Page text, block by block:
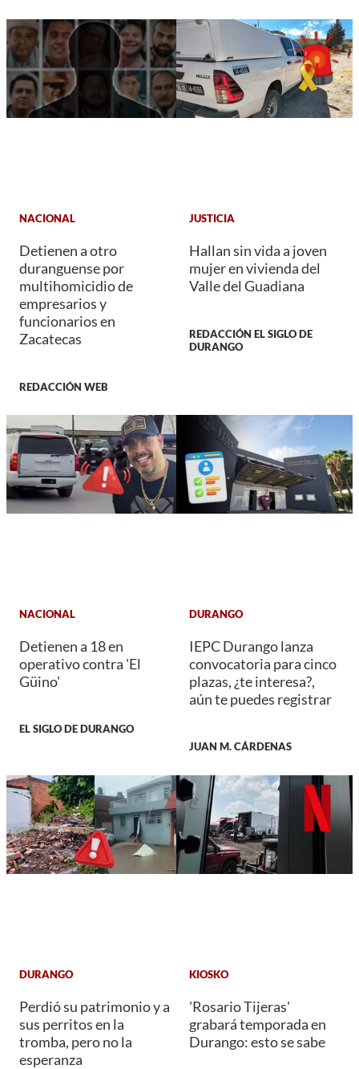
NACIONAL
Detienen a otro
duranguense por
multihomicidio de
empresarios y
funcionarios en
Zacatecas
REDACCIÓN WEB
JUSTICIA
Hallan sin vida a joven
mujer en vivienda del
Valle del Guadiana
REDACCIÓN EL SIGLO DE
DURANGO
NACIONAL
Detienen a 18 en
operativo contra 'El
Güino'
EL SIGLO DE DURANGO
DURANGO
IEPC Durango lanza
convocatoria para cinco
plazas, ¿te interesa?,
aún te puedes registrar
JUAN M. CÁRDENAS
DURANGO
Perdió su patrimonio y a
sus perritos en la
tromba, pero no la
esperanza
KIOSKO
'Rosario Tijeras'
grabará temporada en
Durango: esto se sabe